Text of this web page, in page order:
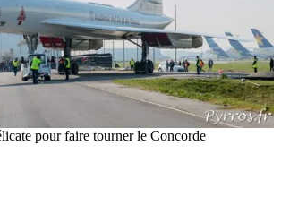
pour faire tourner le Concorde